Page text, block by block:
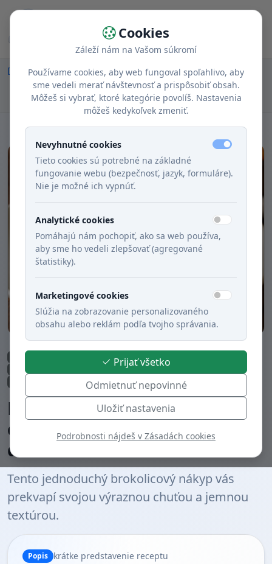
Domov Recepty Chody
Obed
Brokolicový nákyp s cesnakom a syrom zapečený
dozlata
Obed Rýchla príprava (do 30 min.)
Zeleninové jedlá
Bezmäsité jedlá Pečené
Brokolicový nákyp s
cesnakom a syrom zapečený
dozlata
Tento jednoduchý brokolicový nákyp vás
prekvapí svojou výraznou chuťou a jemnou
textúrou.
Popis krátke predstavenie receptu
Cookies
Záleží nám na Vašom súkromí
Používame cookies, aby web fungoval spoľahlivo, aby
sme vedeli merať návštevnosť a prispôsobiť obsah.
Môžeš si vybrať, ktoré kategórie povolíš. Nastavenia
môžeš kedykoľvek zmeniť.
Nevyhnutné cookies
Tieto cookies sú potrebné na základné
fungovanie webu (bezpečnosť, jazyk, formuláre).
Nie je možné ich vypnúť.
Analytické cookies
Pomáhajú nám pochopiť, ako sa web používa,
aby sme ho vedeli zlepšovať (agregované
štatistiky).
Marketingové cookies
Slúžia na zobrazovanie personalizovaného
obsahu alebo reklám podľa tvojho správania.
Prijať všetko
Odmietnuť nepovinné
Uložiť nastavenia
Podrobnosti nájdeš v Zásadách cookies